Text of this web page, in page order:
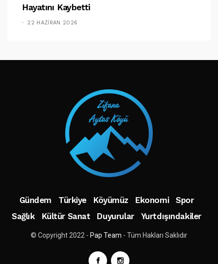
Hayatını Kaybetti
22 HAZIRAN 2026
TAKIP ET
Gündem Türkiye Köyümüz Ekonomi
Spor
Sağlık
Kültür Sanat Duyurular Yurtdışındakiler
© Copyright 2022 - Pap Team - Tüm Hakları Saklıdır